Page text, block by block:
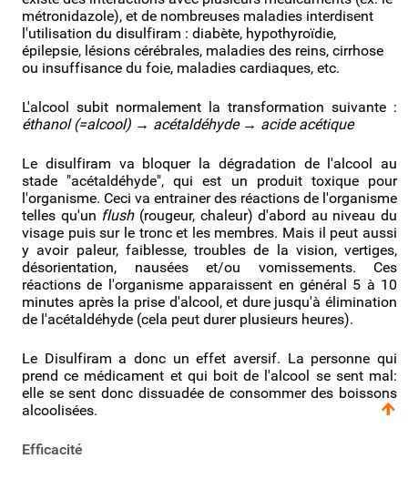
métronidazole), et de nombreuses maladies interdisent
l'utilisation du disulfiram : diabète, hypothyroïdie,
épilepsie, lésions cérébrales, maladies des reins, cirrhose
ou insuffisance du foie, maladies cardiaques, etc.
L'alcool subit normalement la transformation suivante :
éthanol (=alcool) → acétaldéhyde → acide acétique
Le disulfiram va bloquer la dégradation de l'alcool au
stade "acétaldéhyde", qui est un produit toxique pour
l'organisme. Ceci va entrainer des réactions de l'organisme
telles qu'un flush(rougeur, chaleur) d'abord au niveau du
visage puis sur le tronc et les membres. Mais il peut aussi
y avoir paleur, faiblesse, troubles de la vision, vertiges,
désorientation, nausées et/ou vomissements. Ces
réactions de l'organisme apparaissent en général 5 à 10
minutes après la prise d'alcool, et dure jusqu'à élimination
de l'acétaldéhyde (cela peut durer plusieurs heures).
Le Disulfiram a donc un effet aversif. La personne qui
prend ce médicament et qui boit de l'alcool se sent mal:
elle se sent donc dissuadée de consommer des boissons
alcoolisées.
Efficacité